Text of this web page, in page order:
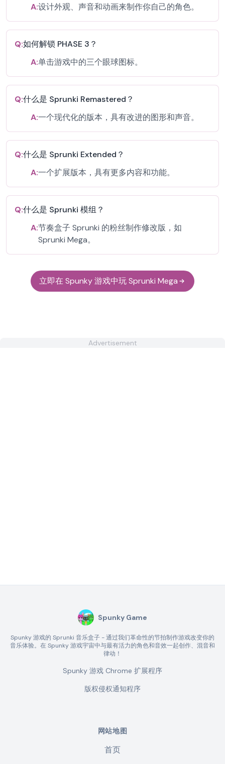
A:设计外观、声音和动画来制作你自己的角色。
Q:如何解锁 PHASE 3？
A:单击游戏中的三个眼球图标。
Q:什么是 Sprunki Remastered？
A:一个现代化的版本，具有改进的图形和声音。
Q:什么是 Sprunki Extended？
A:一个扩展版本，具有更多内容和功能。
Q:什么是 Sprunki 模组？
A:节奏盒子 Sprunki 的粉丝制作修改版，如
Sprunki Mega。
立即在 Spunky 游戏中玩 Sprunki Mega
Advertisement
Spunky Game
Spunky 游戏的 Sprunki 音乐盒子 - 通过我们革命性的节拍制作游戏改变你的
音乐体验。在 Spunky 游戏宇宙中与最有活力的角色和音效一起创作、混音和
律动！
Spunky 游戏 Chrome 扩展程序
版权侵权通知程序
网站地图
首页